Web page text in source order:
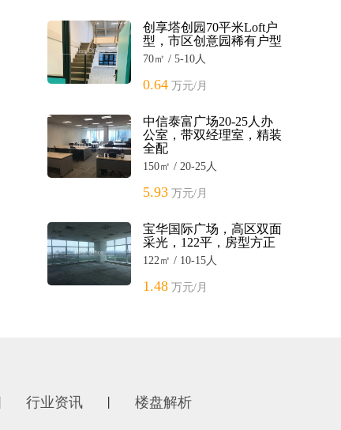
创享塔创园70平米Loft户
型，市区创意园稀有户型
70㎡ / 5-10人
0.64 万元/月
中信泰富广场20-25人办
公室，带双经理室，精装
全配
150㎡ / 20-25人
5.93 万元/月
宝华国际广场，高区双面
采光，122平，房型方正
122㎡ / 10-15人
1.48 万元/月
行业资讯 楼盘解析